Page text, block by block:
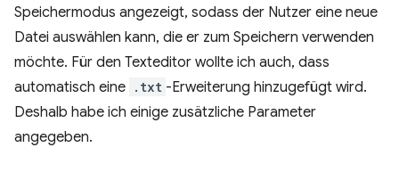
Speichermodus angezeigt, sodass der Nutzer eine neue
Datei auswählen kann, die er zum Speichern verwenden
möchte. Für den Texteditor wollte ich auch, dass
automatisch eine .txt -Erweiterung hinzugefügt wird.
Deshalb habe ich einige zusätzliche Parameter
angegeben.